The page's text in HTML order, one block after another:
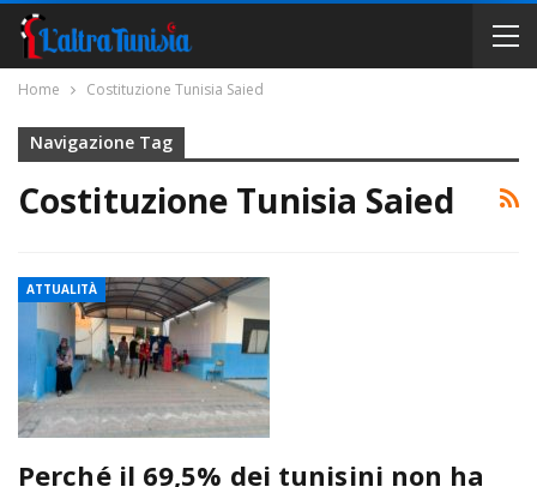
Home Costituzione Tunisia Saied
Navigazione Tag
Costituzione Tunisia Saied
ATTUALITÀ
Perché il 69,5% dei tunisini non ha